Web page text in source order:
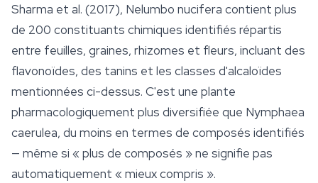
Sharma et al. (2017), Nelumbo nucifera contient plus
de 200 constituants chimiques identifiés répartis
entre feuilles, graines, rhizomes et fleurs, incluant des
flavonoïdes, des tanins et les classes d'alcaloïdes
mentionnées ci-dessus. C'est une plante
pharmacologiquement plus diversifiée que Nymphaea
caerulea, du moins en termes de composés identifiés
— même si « plus de composés » ne signifie pas
automatiquement « mieux compris ».